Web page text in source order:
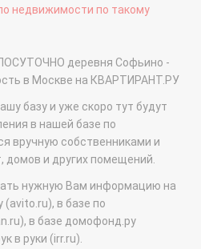
недвижимости по такому
деревня Софьино -
в Москве на КВАРТИРАНТ.РУ
базу и уже скоро тут будут
в нашей базе по
вручную собственниками и
домов и других помещений.
нужную Вам информацию на
(avito.ru), в базе по
в базе домофонд.ру
в руки (irr.ru).